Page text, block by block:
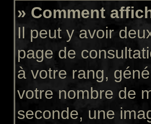
» Comment
Il peut y avoir
page de
à votre rang,
votre nombre de
seconde, une